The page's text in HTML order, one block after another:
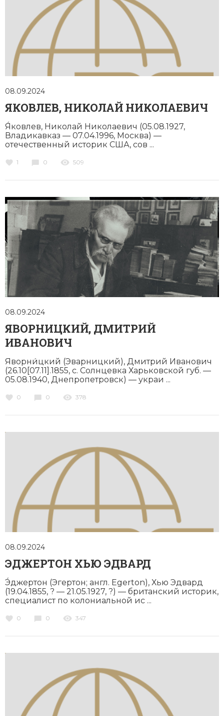
08.09.2024
ЯКОВЛЕВ, НИКОЛАЙ НИКОЛАЕВИЧ
Я́ковлев, Николай Николаевич (05.08.1927,
Владикавказ — 07.04.1996, Москва) —
отечественный историк США, сов ...
1 0 509
08.09.2024
ЯВОРНИЦКИЙ, ДМИТРИЙ
ИВАНОВИЧ
Яворни́цкий (Эварницкий), Дмитрий Иванович
(26.10[07.11].1855, c. Солнцевка Харьковской губ. —
05.08.1940, Днепропетровск) — украи ...
0 0 378
08.09.2024
ЭДЖЕРТОН ХЬЮ ЭДВАРД
Э́джертон (Эгертон; англ. Egerton), Хью Эдвард
(19.04.1855, ? — 21.05.1927, ?) — британский историк,
специалист по колониальной ис ...
0 0 347